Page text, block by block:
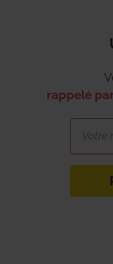
rappelé